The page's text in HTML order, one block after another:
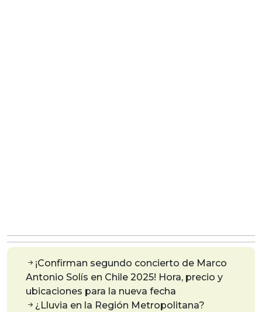
¡Confirman segundo concierto de Marco
Antonio Solís en Chile 2025! Hora, precio y
ubicaciones para la nueva fecha
¿Lluvia en la Región Metropolitana?